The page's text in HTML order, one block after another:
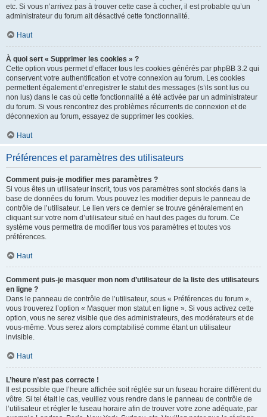
etc. Si vous n’arrivez pas à trouver cette case à cocher, il est probable qu’un
administrateur du forum ait désactivé cette fonctionnalité.
Haut
À quoi sert « Supprimer les cookies » ?
Cette option vous permet d’effacer tous les cookies générés par phpBB 3.2 qui
conservent votre authentification et votre connexion au forum. Les cookies
permettent également d’enregistrer le statut des messages (s’ils sont lus ou
non lus) dans le cas où cette fonctionnalité a été activée par un administrateur
du forum. Si vous rencontrez des problèmes récurrents de connexion et de
déconnexion au forum, essayez de supprimer les cookies.
Haut
Préférences et paramètres des utilisateurs
Comment puis-je modifier mes paramètres ?
Si vous êtes un utilisateur inscrit, tous vos paramètres sont stockés dans la
base de données du forum. Vous pouvez les modifier depuis le panneau de
contrôle de l’utilisateur. Le lien vers ce dernier se trouve généralement en
cliquant sur votre nom d’utilisateur situé en haut des pages du forum. Ce
système vous permettra de modifier tous vos paramètres et toutes vos
préférences.
Haut
Comment puis-je masquer mon nom d’utilisateur de la liste des utilisateurs
en ligne ?
Dans le panneau de contrôle de l’utilisateur, sous « Préférences du forum »,
vous trouverez l’option « Masquer mon statut en ligne ». Si vous activez cette
option, vous ne serez visible que des administrateurs, des modérateurs et de
vous-même. Vous serez alors comptabilisé comme étant un utilisateur
invisible.
Haut
L’heure n’est pas correcte !
Il est possible que l’heure affichée soit réglée sur un fuseau horaire différent du
vôtre. Si tel était le cas, veuillez vous rendre dans le panneau de contrôle de
l’utilisateur et régler le fuseau horaire afin de trouver votre zone adéquate, par